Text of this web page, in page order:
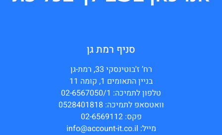
סניף רמת גן
רח’ ז'בוטינסקי 33, רמת-גן
בניין התאומים 1, קומה 11
טלפון לתמיכה: 02-6567050/1
וואטסאפ לתמיכה: 0528401818
פקס: 02-6569112
מייל: info@account-it.co.il